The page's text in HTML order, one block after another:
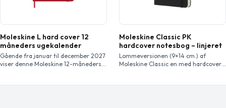
Moleskine L hard cover 12
måneders ugekalender
Gående fra januar til december 2027
viser denne Moleskine 12-måneders
Moleskine Classic PK
hardcover notesbog – linjeret
Lommeversionen (9×14 cm.) af
Moleskine Classic en med hardcover .